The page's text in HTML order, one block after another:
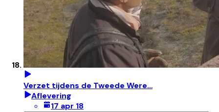
Verzet tijdens de Tweede Were…
Aflevering
17 apr 18